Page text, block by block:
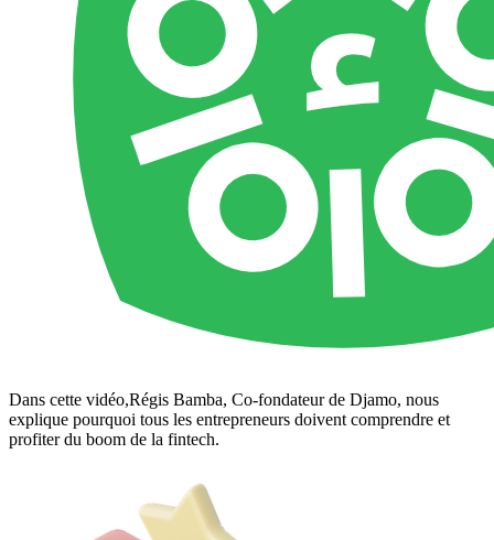
Dans cette vidéo,Régis Bamba, Co-fondateur de Djamo, nous
explique pourquoi tous les entrepreneurs doivent comprendre et
profiter du boom de la fintech.